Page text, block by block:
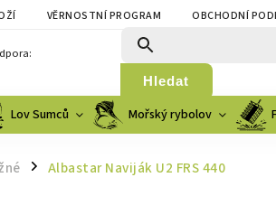
VĚRNOSTNÍ PROGRAM OBCHODNÍ
Hledat
Lov Sumců Mořský rybolov
/ Albastar Naviják U2 FRS 440